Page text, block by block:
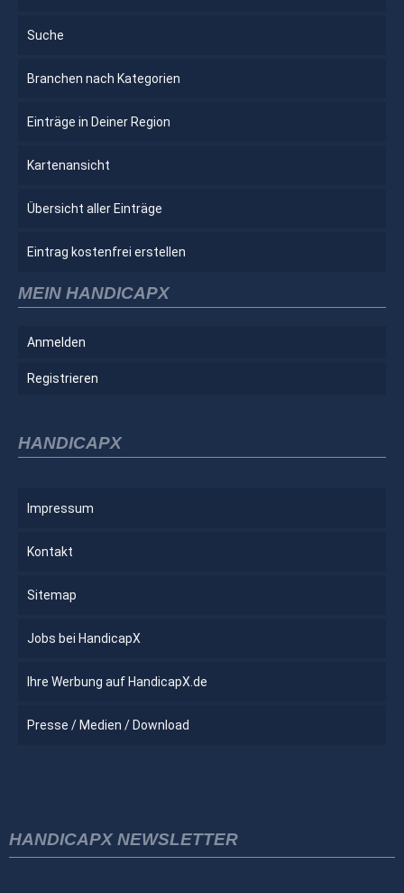
Suche
Branchen nach Kategorien
Einträge in Deiner Region
Kartenansicht
Übersicht aller Einträge
Eintrag kostenfrei erstellen
MEIN HANDICAPX
Anmelden
Registrieren
HANDICAPX
Impressum
Kontakt
Sitemap
Jobs bei HandicapX
Ihre Werbung auf HandicapX.de
Presse / Medien / Download
HANDICAPX NEWSLETTER